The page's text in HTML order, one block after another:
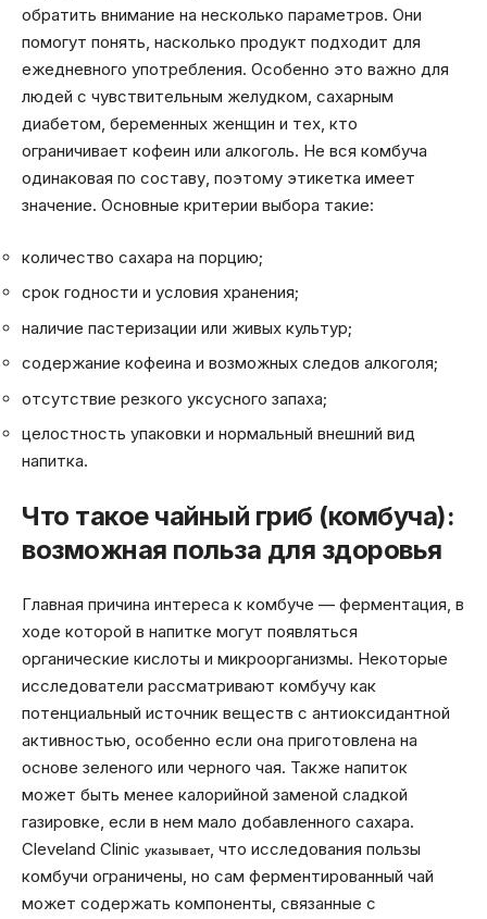
обратить внимание на несколько параметров. Они
помогут понять, насколько продукт подходит для
ежедневного употребления. Особенно это важно для
людей с чувствительным желудком, сахарным
диабетом, беременных женщин и тех, кто
ограничивает кофеин или алкоголь. Не вся комбуча
одинаковая по составу, поэтому этикетка имеет
значение. Основные критерии выбора такие:
количество сахара на порцию;
срок годности и условия хранения;
наличие пастеризации или живых культур;
содержание кофеина и возможных следов алкоголя;
отсутствие резкого уксусного запаха;
целостность упаковки и нормальный внешний вид
напитка.
Что такое чайный гриб (комбуча):
возможная польза для здоровья
Главная причина интереса к комбуче — ферментация, в
ходе которой в напитке могут появляться
органические кислоты и микроорганизмы. Некоторые
исследователи рассматривают комбучу как
потенциальный источник веществ с антиоксидантной
активностью, особенно если она приготовлена на
основе зеленого или черного чая. Также напиток
может быть менее калорийной заменой сладкой
газировке, если в нем мало добавленного сахара.
Cleveland Clinic указывает, что исследования пользы
комбучи ограничены, но сам ферментированный чай
может содержать компоненты, связанные с